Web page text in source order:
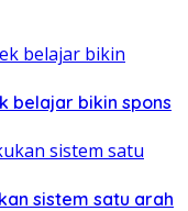
belajar bikin spons
sistem satu arah